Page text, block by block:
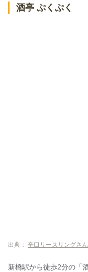
酒亭 ぷくぷく
出典： 辛口リースリングさん
新橋駅から徒歩2分の「